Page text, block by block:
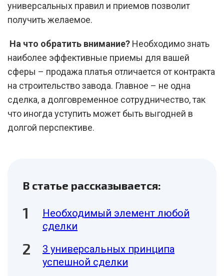
универсальных правил и приемов позволит
получить желаемое.
На что обратить внимание? Необходимо знать
наиболее эффективные приемы для вашей
сферы – продажа платья отличается от контракта
на строительство завода. Главное – не одна
сделка, а долговременное сотрудничество, так
что иногда уступить может быть выгодней в
долгой перспективе.
В статье рассказывается:
Необходимый элемент любой
сделки
3 универсальных принципа
успешной сделки